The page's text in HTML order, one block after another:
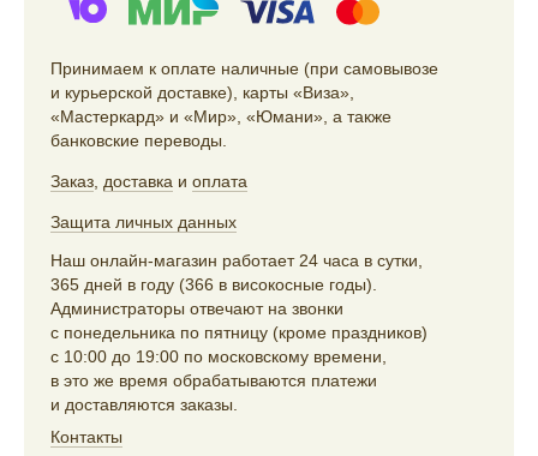
Принимаем к оплате наличные (при самовывозе
и курьерской доставке), карты «Виза»,
«Мастеркард» и «Мир», «Юмани», а также
банковские переводы.
Заказ доставка и оплата
Защита личных данных
Наш онлайн-магазин работает 24 часа в сутки,
365 дней в году (366 в високосные годы).
Администраторы отвечают на звонки
с понедельника по пятницу (кроме праздников)
с 10:00 до 19:00 по московскому времени,
в это же время обрабатываются платежи
и доставляются заказы.
Контакты